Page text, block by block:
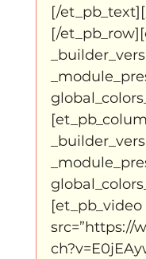
[/
[/
[et_pb_video
src=”https://